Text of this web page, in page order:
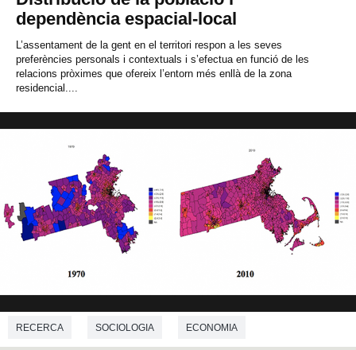
dependència espacial-local
L’assentament de la gent en el territori respon a les seves
preferències personals i contextuals i s’efectua en funció de les
relacions pròximes que ofereix l’entorn més enllà de la zona
residencial....
RECERCA SOCIOLOGIA ECONOMIA